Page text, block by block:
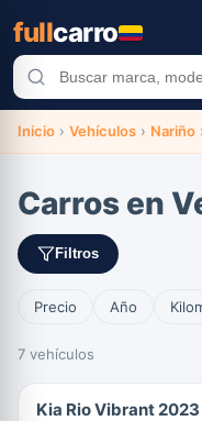
fullcarro
Inicio › Vehículos › Nariño
Carros en
Filtros
Precio Año
7 vehículos
Kia Rio Vibrant